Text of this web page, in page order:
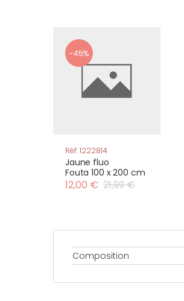
-45%
Réf: 1222814
Jaune fluo
Fouta 100 x 200 cm
12,00 € 21,99 €
Composition